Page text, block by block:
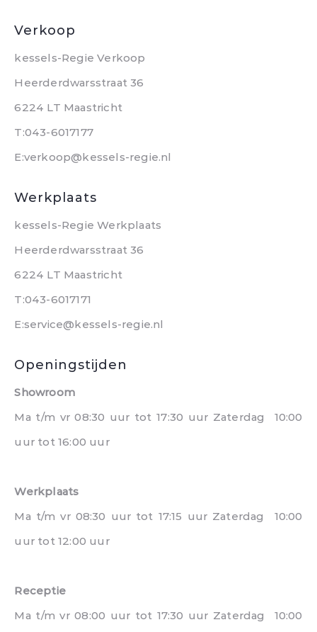
Verkoop
kessels-Regie Verkoop
Heerderdwarsstraat 36
6224 LT Maastricht
T:043-6017177
E:verkoop@kessels-regie.nl
Werkplaats
kessels-Regie Werkplaats
Heerderdwarsstraat 36
6224 LT Maastricht
T:043-6017171
E:service@kessels-regie.nl
Openingstijden
Showroom
Ma t/m vr 08:30 uur tot 17:30 uur Zaterdag 10:00
uur tot 16:00 uur
Werkplaats
Ma t/m vr 08:30 uur tot 17:15 uur Zaterdag 10:00
uur tot 12:00 uur
Receptie
Ma t/m vr 08:00 uur tot 17:30 uur Zaterdag 10:00